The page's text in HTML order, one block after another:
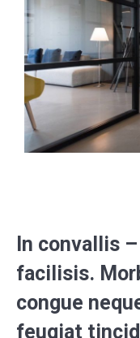
In convallis
facilisis.
congue
feugiat